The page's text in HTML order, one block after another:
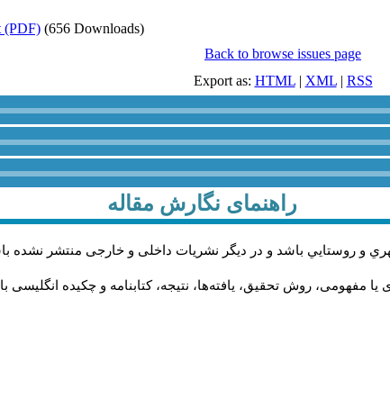
(PDF) (656 Downloads)
Back to browse issues page
Export as: HTML| XML| RSS
راهنمای نگارش مقاله
و روستايي باشد و در دیگر نشریات داخلی و خارجی منتشر نشده
مفهومی، روش تحقیق، یافته‌ها، نتیجه، کتابنامه و چکیده انگلیسی